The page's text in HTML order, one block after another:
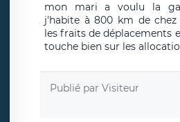
mon mari a voulu la
j'habite à 800 km de
les fraits de déplacements
touche bien sur les
Publié par Visiteur